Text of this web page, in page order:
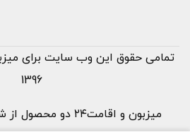
1396
میزبون و اقامت۲۴